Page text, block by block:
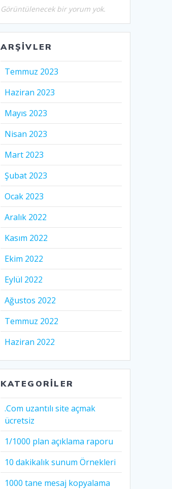
Görüntülenecek bir yorum yok.
ARŞIVLER
Temmuz 2023
Haziran 2023
Mayıs 2023
Nisan 2023
Mart 2023
Şubat 2023
Ocak 2023
Aralık 2022
Kasım 2022
Ekim 2022
Eylül 2022
Ağustos 2022
Temmuz 2022
Haziran 2022
KATEGORILER
.Com uzantılı site açmak
ücretsiz
1/1000 plan açıklama raporu
10 dakikalık sunum Örnekleri
1000 tane mesaj kopyalama